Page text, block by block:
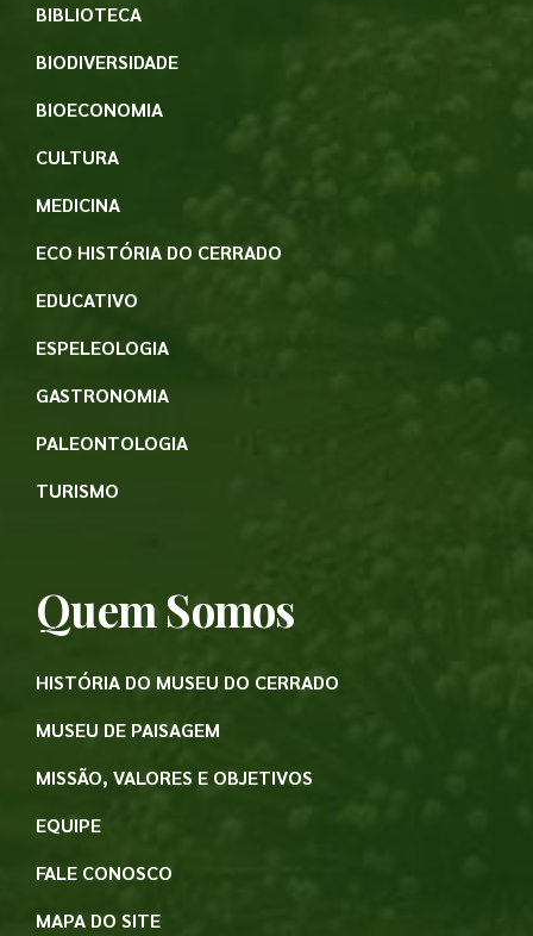
BIBLIOTECA
BIODIVERSIDADE
BIOECONOMIA
CULTURA
MEDICINA
ECO HISTÓRIA DO CERRADO
EDUCATIVO
ESPELEOLOGIA
GASTRONOMIA
PALEONTOLOGIA
TURISMO
Quem Somos
HISTÓRIA DO MUSEU DO CERRADO
MUSEU DE PAISAGEM
MISSÃO, VALORES E OBJETIVOS
EQUIPE
FALE CONOSCO
MAPA DO SITE